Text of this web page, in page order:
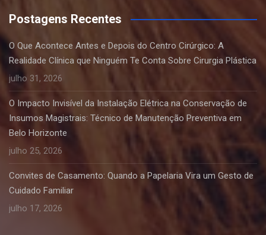
Postagens Recentes
O Que Acontece Antes e Depois do Centro Cirúrgico: A
Realidade Clínica que Ninguém Te Conta Sobre Cirurgia Plástica
julho 31, 2026
O Impacto Invisível da Instalação Elétrica na Conservação de
Insumos Magistrais: Técnico de Manutenção Preventiva em
Belo Horizonte
julho 25, 2026
Convites de Casamento: Quando a Papelaria Vira um Gesto de
Cuidado Familiar
julho 17, 2026